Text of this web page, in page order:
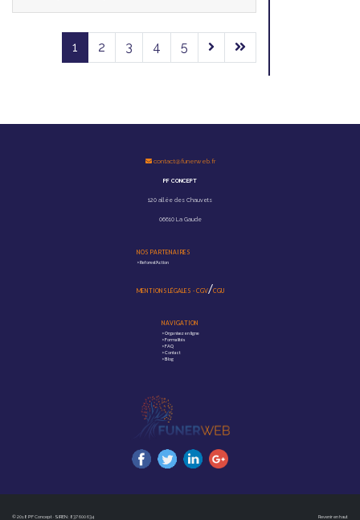
1 2 3 4 5
contact@funerweb.fr
PF CONCEPT
120 allée des Chauvets
06610 La Gaude
NOS PARTENAIRES
>Reforest'Action
MENTIONS LÉGALES - CGV/CGU
NAVIGATION
>Organisez en ligne
>Formalités
>FAQ
>Contact
>Blog
Revenir en haut
© 2018 PF Concept · SIREN : 837 600 634